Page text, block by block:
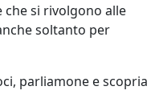
che si rivolgono alle
soltanto per
parliamone e scopria